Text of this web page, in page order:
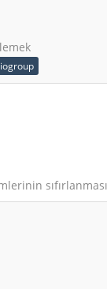
sıfırlanması